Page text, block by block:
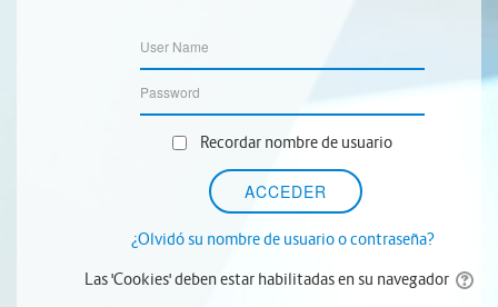
Recordar nombre de usuario
¿Olvidó su nombre de usuario o contraseña?
Las 'Cookies' deben estar habilitadas en su navegador